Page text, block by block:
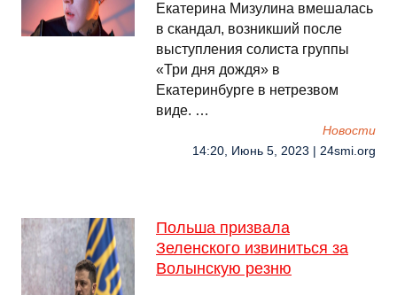
Екатерина Мизулина вмешалась
в скандал, возникший после
выступления солиста группы
«Три дня дождя» в
Екатеринбурге в нетрезвом
виде. …
Новости
14:20, Июнь 5, 2023 | 24smi.org
Польша призвала
Зеленского извиниться за
Волынскую резню